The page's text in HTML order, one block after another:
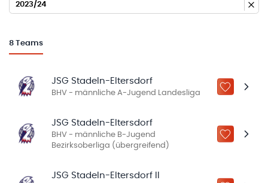
2023/24
8 Teams
JSG Stadeln-Eltersdorf
BHV - männliche A-Jugend Landesliga ZU „MEINE
JSG Stadeln-Eltersdorf
BHV - männliche B-Jugend
Bezirksoberliga (übergreifend)
ZU „MEINE
JSG Stadeln-Eltersdorf II